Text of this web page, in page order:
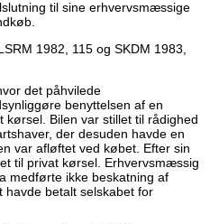
til sine erhvervsmæssige
1982, 115 og SKDM 1983,
det påhvilede
benyttelsen af en
kørsel. Bilen var stillet til rådighed
der desuden havde en
var afløftet ved købet. Efter sin
til privat kørsel. Erhvervsmæssig
medførte ikke beskatning af
betalt selskabet for